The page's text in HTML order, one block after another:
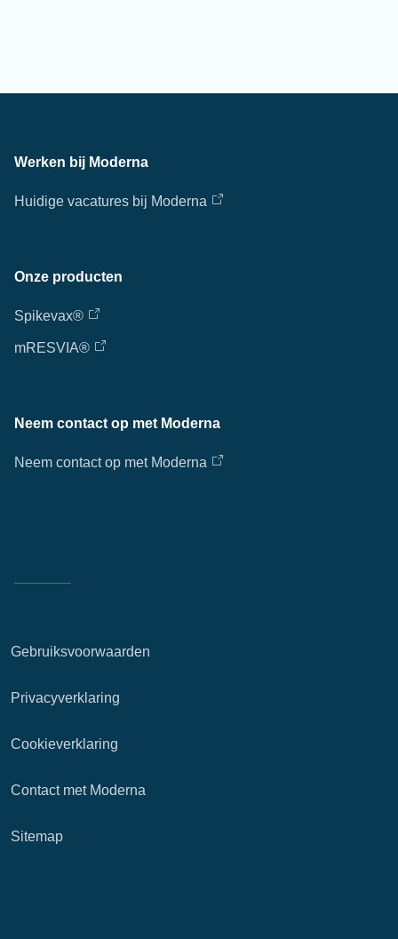
Werken bij Moderna
Huidige vacatures bij Moderna
Onze producten
Spikevax®
mRESVIA®
Neem contact op met Moderna
Neem contact op met Moderna
Gebruiksvoorwaarden
Privacyverklaring
Cookieverklaring
Contact met Moderna
Sitemap